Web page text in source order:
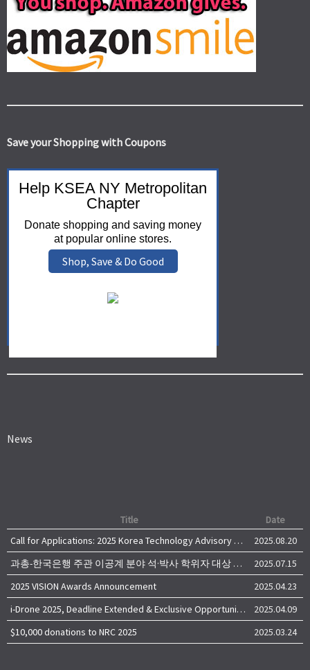
Save your Shopping with Coupons
Help KSEA NY Metropolitan
Chapter
Donate shopping and saving money
at popular online stores.
Shop, Save & Do Good
News
Title
Date
Call for Applications: 2025 Korea Technology Advisory Group (K-TAG)
2025.08.20
과총-한국은행 주관 이공계 분야 석·박사 학위자 대상 서베이
2025.07.15
2025 VISION Awards Announcement
2025.04.23
i-Drone 2025, Deadline Extended & Exclusive Opportunity to Travel to Korea!
2025.04.09
$10,000 donations to NRC 2025
2025.03.24